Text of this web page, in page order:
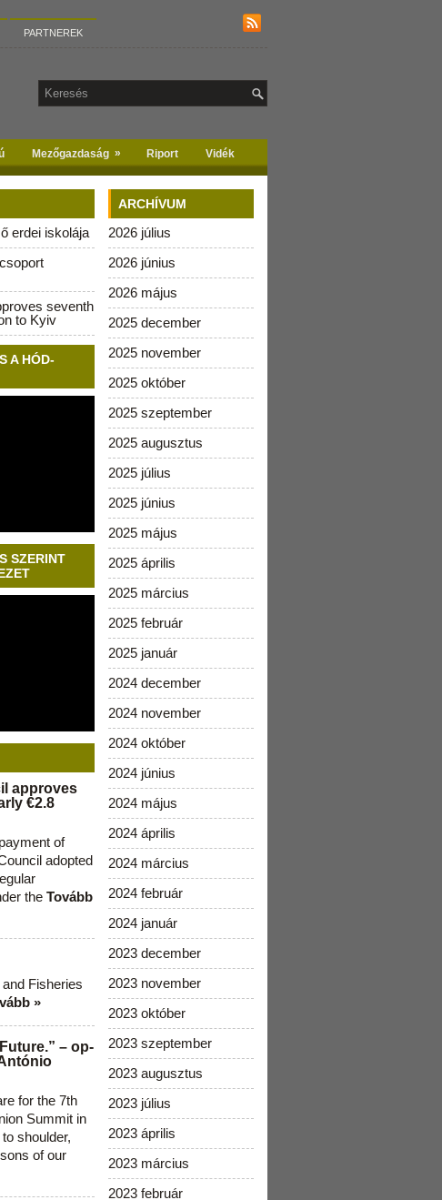
PARTNEREK
Mezőgazdaság » Riport Vidék
erdei iskolája
seventh
to Kyiv
A HÓD-
SZERINT
approves
€2.8
of
adopted
the Tovább
Fisheries
»
– op-
for the 7th
Summit in
shoulder,
of our
ARCHÍVUM
2026 július
2026 június
2026 május
2025 december
2025 november
2025 október
2025 szeptember
2025 augusztus
2025 július
2025 június
2025 május
2025 április
2025 március
2025 február
2025 január
2024 december
2024 november
2024 október
2024 június
2024 május
2024 április
2024 március
2024 február
2024 január
2023 december
2023 november
2023 október
2023 szeptember
2023 augusztus
2023 július
2023 április
2023 március
2023 február